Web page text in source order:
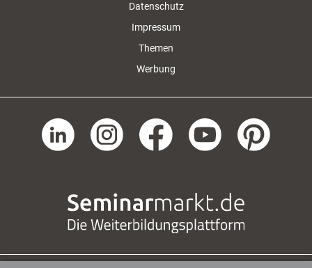
Datenschutz
Impressum
Themen
Werbung